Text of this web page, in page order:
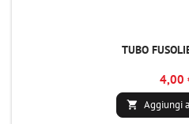
TUBO
4,00
 Aggiungi